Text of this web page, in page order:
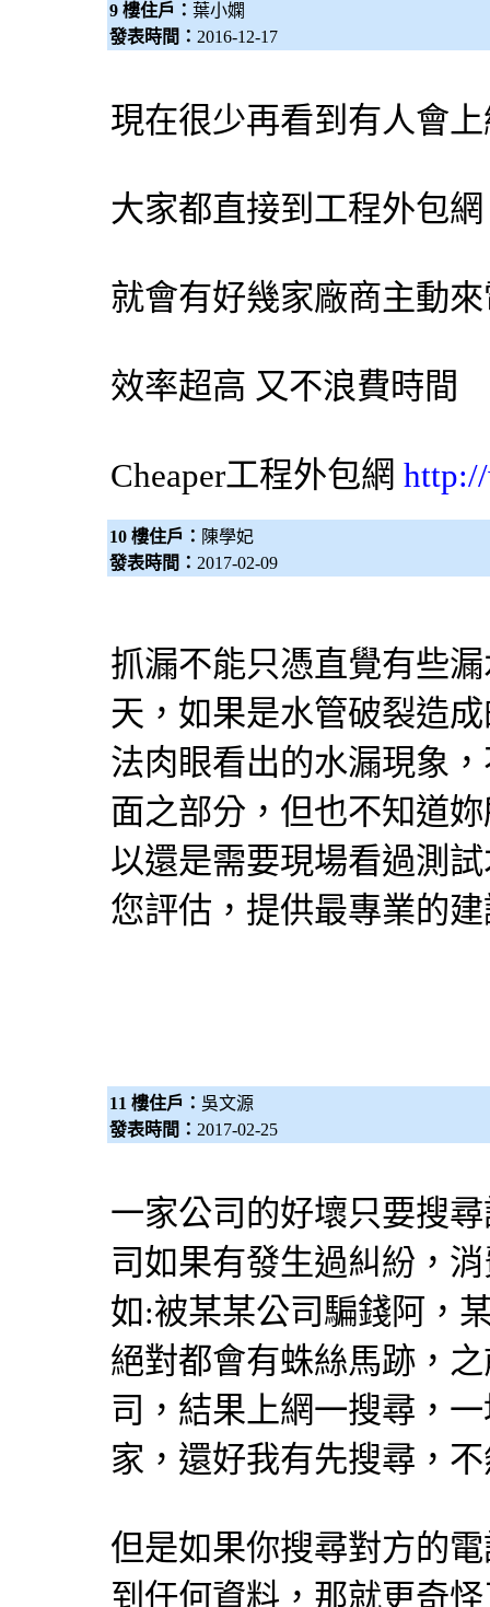
9 樓住戶： 葉小嫻
發表時間： 2016-12-17
現在很少再看到有人會
大家都直接到工程外包網
就會有好幾家廠商主動
效率超高 又不浪費時間
Cheaper工程外包網
10 樓住戶： 陳學妃
發表時間： 2017-02-09
抓漏不能只憑直覺有些
天，如果是水管破裂造
法肉眼看出的水漏現象
面之部分，但也不知道
以還是需要現場看過測
您評估，提供最專業的
11 樓住戶： 吳文源
發表時間： 2017-02-25
一家公司的好壞只要搜
司如果有發生過糾紛，
如:被某某公司騙錢阿，
絕對都會有蛛絲馬跡，
司，結果上網一搜尋，
家，還好我有先搜尋，
但是如果你搜尋對方的
到任何資料，那就更奇